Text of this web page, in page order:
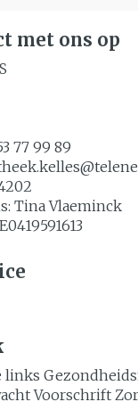
met ons op
77 99 89
Tina Vlaeminck
links
Voorschrift